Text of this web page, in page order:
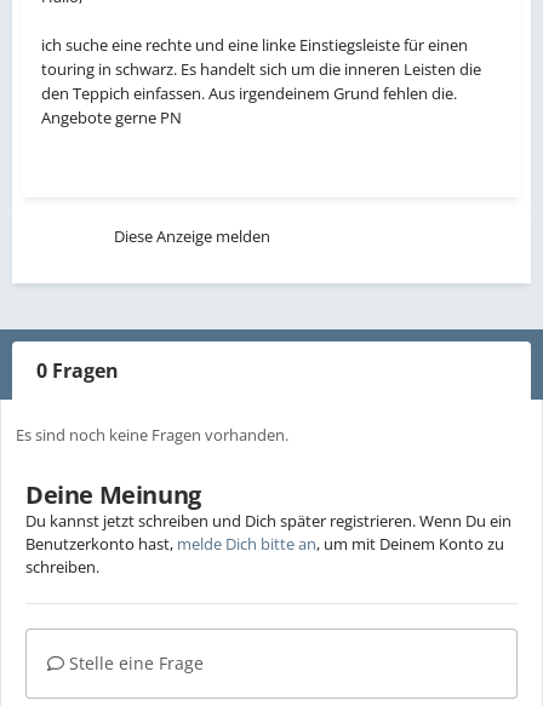
ich suche eine rechte und eine linke Einstiegsleiste für einen
touring in schwarz. Es handelt sich um die inneren Leisten die
den Teppich einfassen. Aus irgendeinem Grund fehlen die.
Angebote gerne PN
Diese Anzeige melden
0 Fragen
Es sind noch keine Fragen vorhanden.
Deine Meinung
Du kannst jetzt schreiben und Dich später registrieren. Wenn Du ein
Benutzerkonto hast, melde Dich bitte an, um mit Deinem Konto zu
schreiben.
Stelle eine Frage